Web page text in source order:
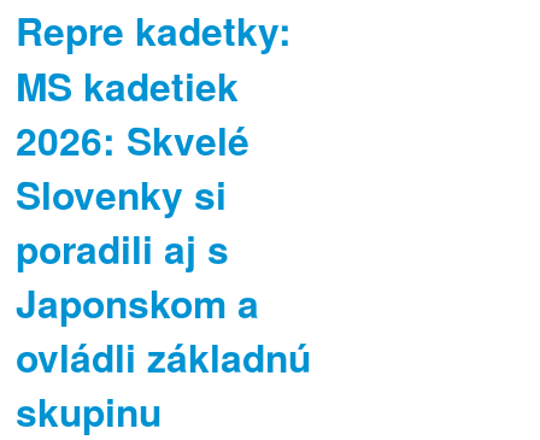
Repre kadetky:
MS kadetiek
2026: Skvelé
Slovenky si
poradili aj s
Japonskom a
ovládli základnú
skupinu